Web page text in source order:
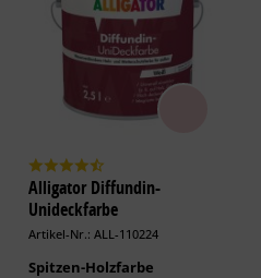
Alligator Diffundin-
Unideckfarbe
Artikel-Nr.: ALL-110224
Spitzen-Holzfarbe